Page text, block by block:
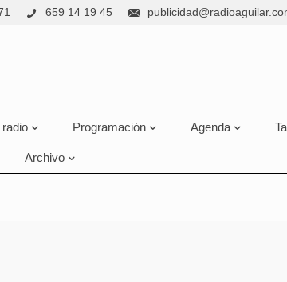
659 14 19 45
Programación Agenda
Archivo